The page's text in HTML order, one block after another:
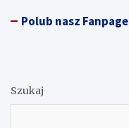
Polub nasz Fanpage
Szukaj